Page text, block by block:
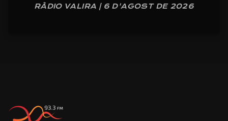
RÀDIO VALIRA | 6 D'AGOST DE 2026